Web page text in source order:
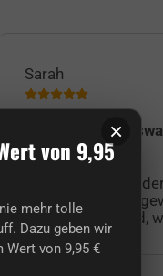
Sarah
Versand in
Der Versand war
muss transwarp
war hervorragend,
×
von 9,95
mehr tolle
Dazu geben wir
von 9,95 €